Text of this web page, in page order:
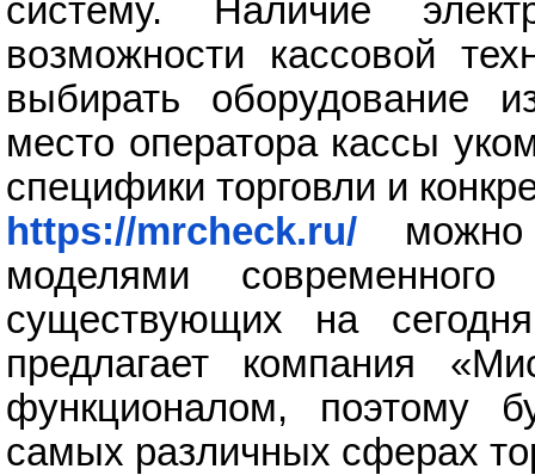
систему. Наличие
возможности кассовой
выбирать оборудование
место оператора кассы
специфики торговли и
https://mrcheck.ru/ можно
моделями современного
существующих на
предлагает компания
функционалом, поэтому
самых различных сферах